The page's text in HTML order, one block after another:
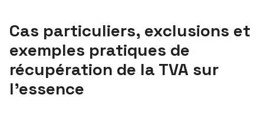
Cas particuliers, exclusions et
exemples pratiques de
récupération de la TVA sur
l’essence